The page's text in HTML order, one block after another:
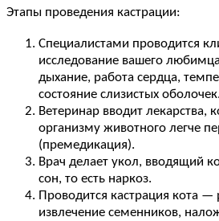
Этапы проведения кастрации:
Специалистами проводится
исследование вашего
дыхание, работа сердца,
состояние слизистых оболочек.
Ветеринар вводит лекарства,
организму животного легче
(премедикация).
Врач делает укол, вводящий
сон, то есть наркоз.
Проводится кастрация кота
извлечение семенников,